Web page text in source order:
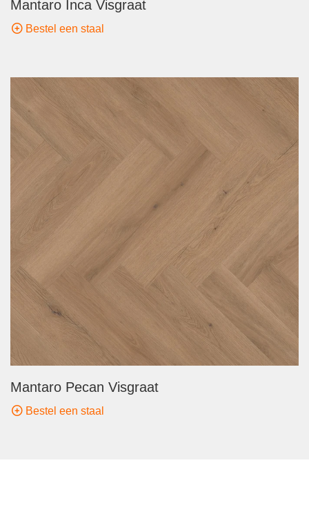
Mantaro Inca Visgraat
Bestel een staal
Mantaro Pecan Visgraat
Bestel een staal